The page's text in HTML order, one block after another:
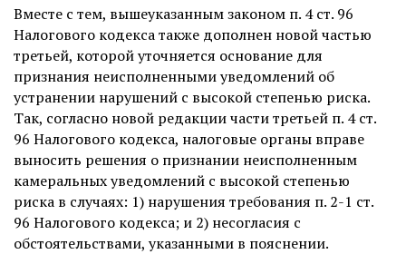
Вместе с тем, вышеуказанным законом п. 4 ст. 96
Налогового кодекса также дополнен новой частью
третьей, которой уточняется основание для
признания неисполненными уведомлений об
устранении нарушений с высокой степенью риска.
Так, согласно новой редакции части третьей п. 4 ст.
96 Налогового кодекса, налоговые органы вправе
выносить решения о признании неисполненным
камеральных уведомлений с высокой степенью
риска в случаях: 1) нарушения требования п. 2-1 ст.
96 Налогового кодекса; и 2) несогласия с
обстоятельствами, указанными в пояснении.